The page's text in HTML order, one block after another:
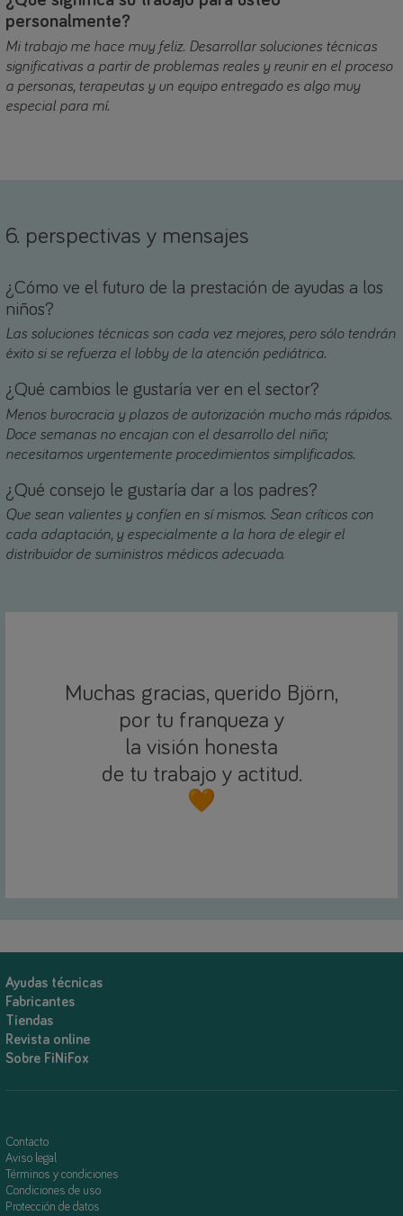
personalmente?
Mi trabajo me hace muy feliz. Desarrollar soluciones técnicas
significativas a partir de problemas reales y reunir en el proceso
a personas, terapeutas y un equipo entregado es algo muy
especial para mí.
6. perspectivas y mensajes
¿Cómo ve el futuro de la prestación de ayudas a los
niños?
Las soluciones técnicas son cada vez mejores, pero sólo tendrán
éxito si se refuerza el lobby de la atención pediátrica.
¿Qué cambios le gustaría ver en el sector?
Menos burocracia y plazos de autorización mucho más rápidos.
Doce semanas no encajan con el desarrollo del niño;
necesitamos urgentemente procedimientos simplificados.
¿Qué consejo le gustaría dar a los padres?
Que sean valientes y confíen en sí mismos. Sean críticos con
cada adaptación, y especialmente a la hora de elegir el
distribuidor de suministros médicos adecuado.
Muchas gracias, querido Björn,
por tu franqueza y
la visión honesta
de tu trabajo y actitud.
🧡
Ayudas técnicas
Fabricantes
Tiendas
Revista online
Sobre FiNiFox
Contacto
Aviso legal
Términos y condiciones
Condiciones de uso
Protección de datos